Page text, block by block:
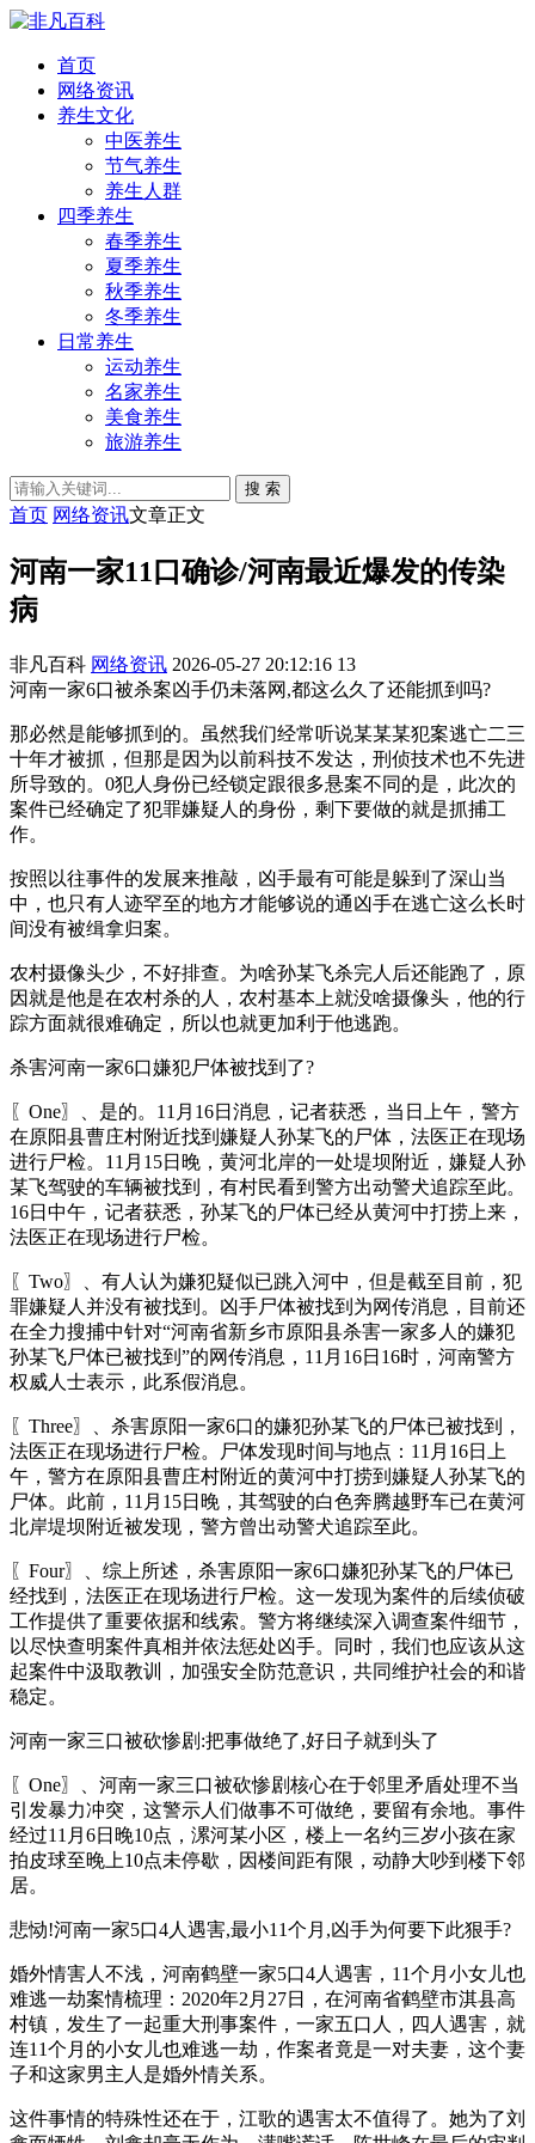
首页
网络资讯
养生文化
中医养生
节气养生
养生人群
四季养生
春季养生
夏季养生
秋季养生
冬季养生
日常养生
运动养生
名家养生
美食养生
旅游养生
搜 索
首页 网络资讯文章正文
河南一家11口确诊/河南最近爆发的传染
病
非凡百科 网络资讯 2026-05-27 20:12:16 13
河南一家6口被杀案凶手仍未落网,都这么久了还能抓到吗?
那必然是能够抓到的。虽然我们经常听说某某某犯案逃亡二三
十年才被抓，但那是因为以前科技不发达，刑侦技术也不先进
所导致的。0犯人身份已经锁定跟很多悬案不同的是，此次的
案件已经确定了犯罪嫌疑人的身份，剩下要做的就是抓捕工
作。
按照以往事件的发展来推敲，凶手最有可能是躲到了深山当
中，也只有人迹罕至的地方才能够说的通凶手在逃亡这么长时
间没有被缉拿归案。
农村摄像头少，不好排查。为啥孙某飞杀完人后还能跑了，原
因就是他是在农村杀的人，农村基本上就没啥摄像头，他的行
踪方面就很难确定，所以也就更加利于他逃跑。
杀害河南一家6口嫌犯尸体被找到了?
〖One〗、是的。11月16日消息，记者获悉，当日上午，警方
在原阳县曹庄村附近找到嫌疑人孙某飞的尸体，法医正在现场
进行尸检。11月15日晚，黄河北岸的一处堤坝附近，嫌疑人孙
某飞驾驶的车辆被找到，有村民看到警方出动警犬追踪至此。
16日中午，记者获悉，孙某飞的尸体已经从黄河中打捞上来，
法医正在现场进行尸检。
〖Two〗、有人认为嫌犯疑似已跳入河中，但是截至目前，犯
罪嫌疑人并没有被找到。凶手尸体被找到为网传消息，目前还
在全力搜捕中针对“河南省新乡市原阳县杀害一家多人的嫌犯
孙某飞尸体已被找到”的网传消息，11月16日16时，河南警方
权威人士表示，此系假消息。
〖Three〗、杀害原阳一家6口的嫌犯孙某飞的尸体已被找到，
法医正在现场进行尸检。尸体发现时间与地点：11月16日上
午，警方在原阳县曹庄村附近的黄河中打捞到嫌疑人孙某飞的
尸体。此前，11月15日晚，其驾驶的白色奔腾越野车已在黄河
北岸堤坝附近被发现，警方曾出动警犬追踪至此。
〖Four〗、综上所述，杀害原阳一家6口嫌犯孙某飞的尸体已
经找到，法医正在现场进行尸检。这一发现为案件的后续侦破
工作提供了重要依据和线索。警方将继续深入调查案件细节，
以尽快查明案件真相并依法惩处凶手。同时，我们也应该从这
起案件中汲取教训，加强安全防范意识，共同维护社会的和谐
稳定。
河南一家三口被砍惨剧:把事做绝了,好日子就到头了
〖One〗、河南一家三口被砍惨剧核心在于邻里矛盾处理不当
引发暴力冲突，这警示人们做事不可做绝，要留有余地。事件
经过11月6日晚10点，漯河某小区，楼上一名约三岁小孩在家
拍皮球至晚上10点未停歇，因楼间距有限，动静大吵到楼下邻
居。
悲恸!河南一家5口4人遇害,最小11个月,凶手为何要下此狠手?
婚外情害人不浅，河南鹤壁一家5口4人遇害，11个月小女儿也
难逃一劫案情梳理：2020年2月27日，在河南省鹤壁市淇县高
村镇，发生了一起重大刑事案件，一家五口人，四人遇害，就
连11个月的小女儿也难逃一劫，作案者竟是一对夫妻，这个妻
子和这家男主人是婚外情关系。
这件事情的特殊性还在于，江歌的遇害太不值得了。她为了刘